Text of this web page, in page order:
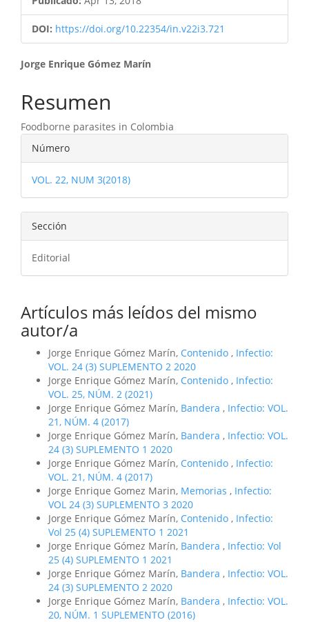
DOI: https://doi.org/10.22354/in.v22i3.721
Contenido
principal
del
artículo
Jorge Enrique Gómez Marín
Resumen
Foodborne parasites in Colombia
Detalles
del
artículo
Número
VOL. 22, NUM 3(2018)
Sección
Editorial
Artículos más leídos del mismo
autor/a
Jorge Enrique Gómez Marín, Contenido , Infectio:
VOL. 24 (3) SUPLEMENTO 2 2020
Jorge Enrique Gómez Marín, Contenido , Infectio:
VOL. 25, NÚM. 2 (2021)
Jorge Enrique Gómez Marín, Bandera , Infectio: VOL.
21, NÚM. 4 (2017)
Jorge Enrique Gómez Marín, Bandera , Infectio: VOL.
24 (3) SUPLEMENTO 1 2020
Jorge Enrique Gómez Marín, Contenido , Infectio:
VOL. 21, NÚM. 4 (2017)
Jorge Enrique Gomez Marin, Memorias , Infectio:
VOL 24 (3) SUPLEMENTO 3 2020
Jorge Enrique Gómez Marín, Contenido , Infectio:
Vol 25 (4) SUPLEMENTO 1 2021
Jorge Enrique Gómez Marín, Bandera , Infectio: Vol
25 (4) SUPLEMENTO 1 2021
Jorge Enrique Gómez Marín, Bandera , Infectio: VOL.
24 (3) SUPLEMENTO 2 2020
Jorge Enrique Gómez Marín, Bandera , Infectio: VOL.
20, NÚM. 1 SUPLEMENTO (2016)